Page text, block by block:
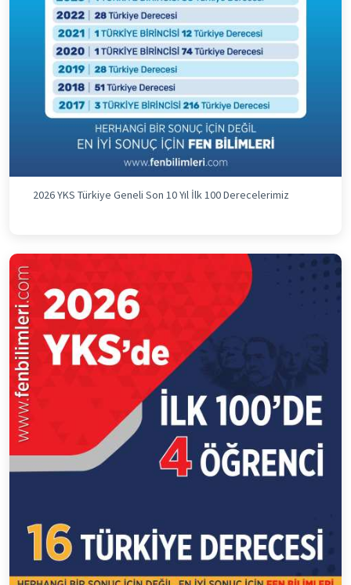
2026 YKS Türkiye Geneli Son 10 Yıl İlk 100 Derecelerimiz